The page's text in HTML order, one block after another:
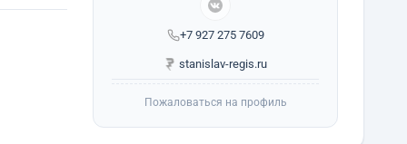
+7 927 275 7609
stanislav-regis.ru
Пожаловаться на профиль